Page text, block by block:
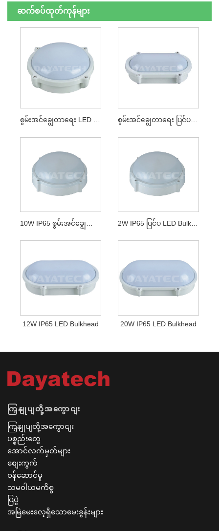
ဆက်စပ်ထုတ်ကုန်များ
စွမ်းအင်ချွေတာရေး LED Bulkhead စွမ်းအင်ချွေတာရေး ပြင်ပ LED Bulkhead
12W IP65 LED Bulkhead 20W IP65 LED Bulkhead
ကြှနျုပျတို့အကွောငျး
ကြှနျုပျတို့အကွောငျး
ပစ္စည်းတွေ
အောင်လက်မှတ်များ
စျေးကွက်
ဝန်ဆောင်မှု
သမဝါယမကိစ္စ
ပြပွဲ
အမြဲမေးလေ့ရှိသောမေးခွန်းများ